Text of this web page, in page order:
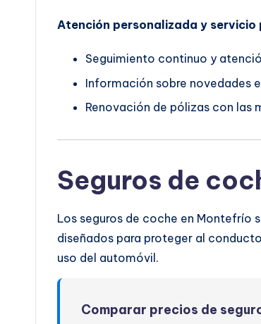
Atención personalizada y
Seguimiento continuo y
Información sobre novedades
Renovación de pólizas con las
Seguros de
Los seguros de coche en Montefrío
diseñados para proteger al
uso del automóvil.
Comparar precios de